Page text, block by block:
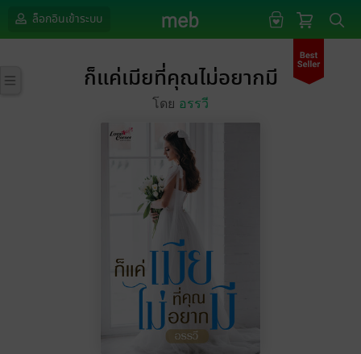
ล็อกอินเข้าระบบ
ก็แค่เมียที่คุณไม่อยากมี
โดย อรรวี